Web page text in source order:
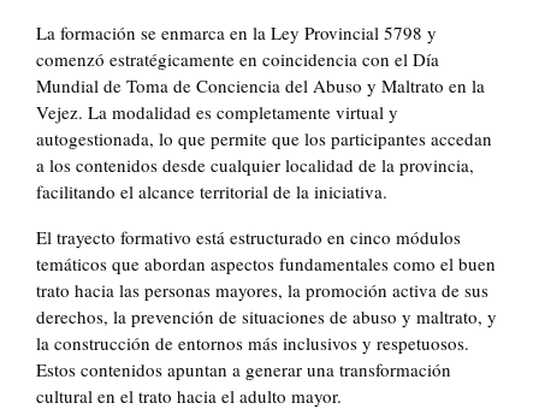
La formación se enmarca en la Ley Provincial 5798 y
comenzó estratégicamente en coincidencia con el Día
Mundial de Toma de Conciencia del Abuso y Maltrato en la
Vejez. La modalidad es completamente virtual y
autogestionada, lo que permite que los participantes accedan
a los contenidos desde cualquier localidad de la provincia,
facilitando el alcance territorial de la iniciativa.
El trayecto formativo está estructurado en cinco módulos
temáticos que abordan aspectos fundamentales como el buen
trato hacia las personas mayores, la promoción activa de sus
derechos, la prevención de situaciones de abuso y maltrato, y
la construcción de entornos más inclusivos y respetuosos.
Estos contenidos apuntan a generar una transformación
cultural en el trato hacia el adulto mayor.